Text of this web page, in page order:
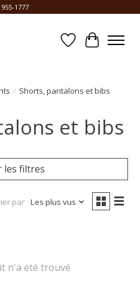
1777
Liste dePanier
/ Shorts, pantalons et bibs
et bibs
les filtres
par Les plus vus
n'a été trouvé